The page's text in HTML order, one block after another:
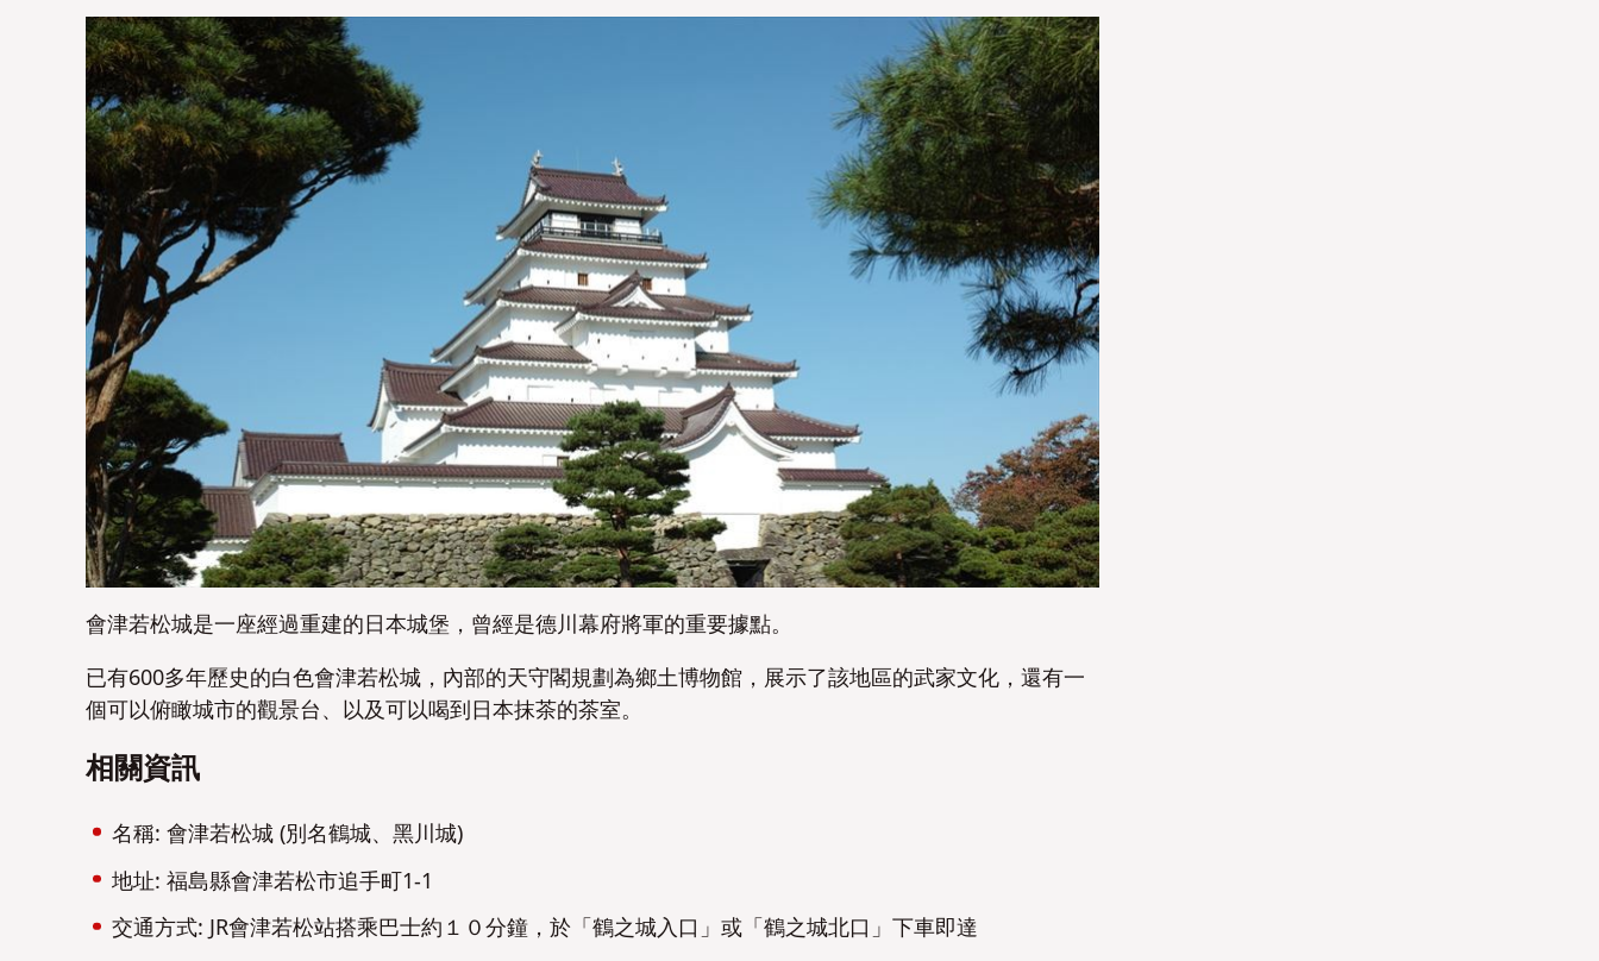
會津若松城是一座經過重建的日本城堡，曾經是德川幕府將軍的重要據點。
已有600多年歷史的白色會津若松城，內部的天守閣規劃為鄉土博物館，展示了該地區的武家文化，還有一
個可以俯瞰城市的觀景台、以及可以喝到日本抹茶的茶室。
相關資訊
名稱: 會津若松城 (別名鶴城、黑川城)
地址: 福島縣會津若松市追手町1-1
交通方式: JR會津若松站搭乘巴士約１０分鐘，於「鶴之城入口」或「鶴之城北口」下車即達
否 是
否 是